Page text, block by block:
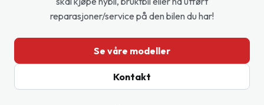
reparasjoner/service på den bilen du har!
Se våre modeller
Kontakt